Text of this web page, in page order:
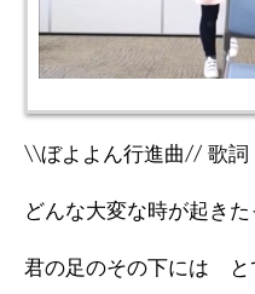
\\ぼよよん行進曲// 歌
どんな大変な時が起きた
君の足のその下には と